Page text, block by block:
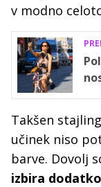
v modno
Takšen
učinek niso
barve. Dovolj
izbira